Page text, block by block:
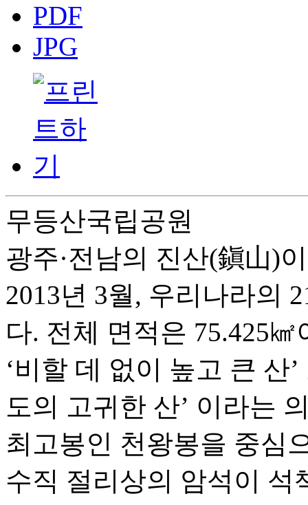
PDF
JPG
무등산국립공원
광주·전남의 진산(鎭山)
2013년 3월, 우리나라의
다. 전체 면적은 75.425
‘비할 데 없이 높고 큰 산
도의 고귀한 산’ 이라는
최고봉인 천왕봉을 중심
수직 절리상의 암석이 석